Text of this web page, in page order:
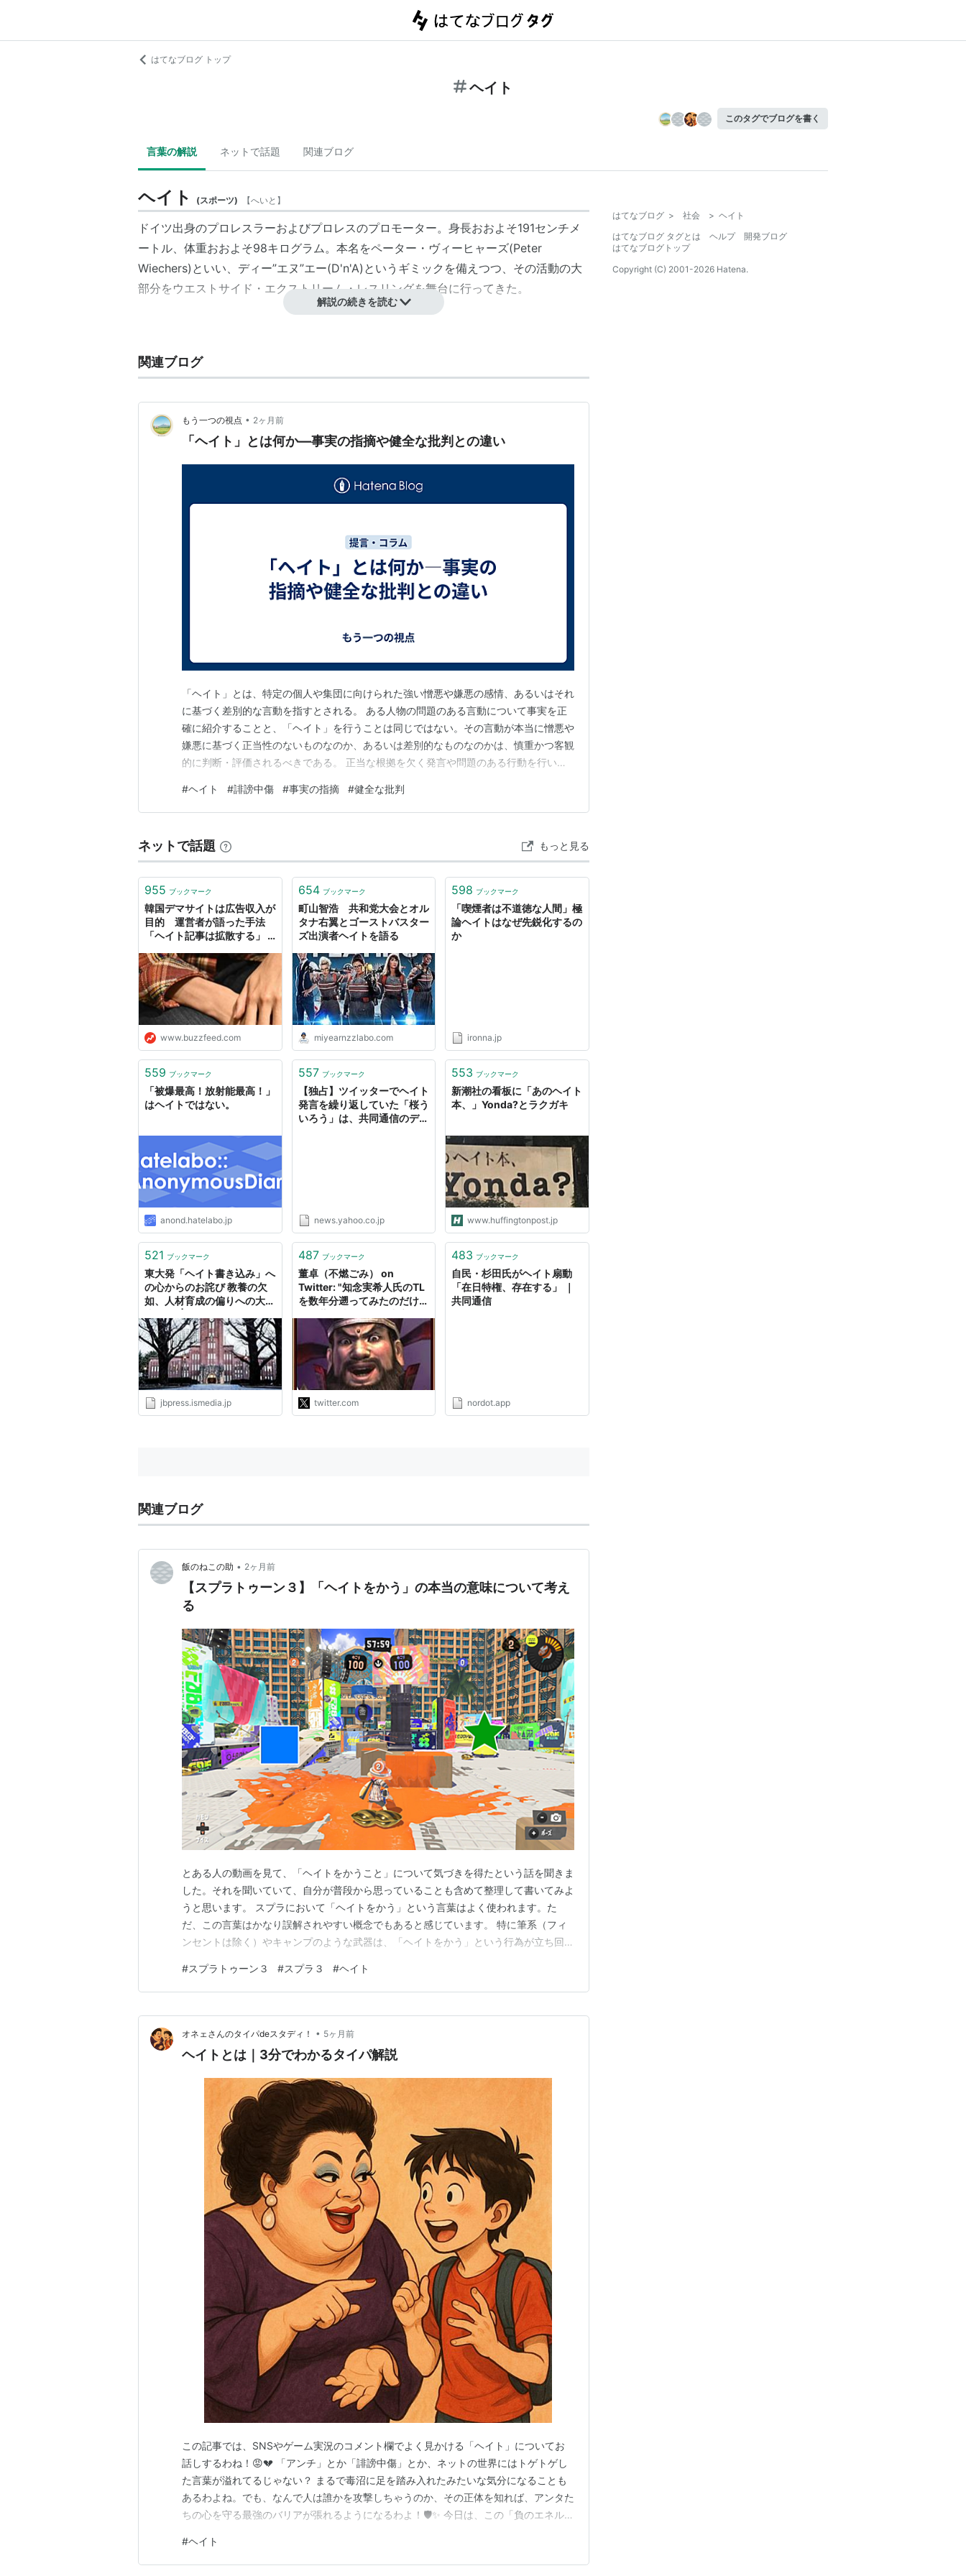
はてなブログ トップ
ヘイト
このタグでブログを書く
言葉の解説 ネットで話題 関連ブログ
ヘイト (スポーツ) 【へいと 】
ドイツ出身のプロレスラーおよびプロレスのプロモーター。身長おおよそ191センチメ
ートル、体重おおよそ98キログラム。本名をペーター・ヴィーヒャーズ(Peter
Wiechers)といい、ディー”エヌ”エー(D'n'A)というギミックを備えつつ、その活動の大
部分をウエストサイド・エクストリーム・レスリングを舞台に行ってきた。
HATE
ポーランド出身のデスメタル/ブラックメタルバンド。1990年にAdam The First
たが、現在はブラックメタルやインダストリアルの要素を持つデスメタルとなってい
る。
解説の続きを読む
関連ブログ
もう一つの視点 • 2ヶ月前
「ヘイト」とは何か―事実の指摘や健全な批判との違い
「ヘイト」とは、特定の個人や集団に向けられた強い憎悪や嫌悪の感情、あるいはそれ
に基づく差別的な言動を指すとされる。 ある人物の問題のある言動について事実を正
確に紹介することと、「ヘイト」を行うことは同じではない。その言動が本当に憎悪や
嫌悪に基づく正当性のないものなのか、あるいは差別的なものなのかは、慎重かつ客観
的に判断・評価されるべきである。 正当な根拠を欠く発言や問題のある行動を行いな
化することは許されない。事実に基づく検証や批判まで「ヘイト」という言葉で封じ込
めようとするなら、それは健全な議論を妨げることになる。…
#ヘイト #誹謗中傷 #事実の指摘 #健全な批判
ネットで話題 もっと見る
955 ブックマーク
韓国デマサイトは広告収入が
目的 運営者が語った手法
「ヘイト記事は拡散する」 -
www.buzzfeed.com
654 ブックマーク
町山智浩 共和党大会とオル
タナ右翼とゴーストバスター
ズ出演者ヘイトを語る
miyearnzzlabo.com
598 ブックマーク
「喫煙者は不道徳な人間」極
論ヘイトはなぜ先鋭化するの
か
ironna.jp
559 ブックマーク
「被爆最高！放射能最高！」
はヘイトではない。
anond.hatelabo.jp
557 ブックマーク
【独占】ツイッターでヘイト
発言を繰り返していた「桜う
いろう」は、共同通信のデス
news.yahoo.co.jp
553 ブックマーク
新潮社の看板に「あのヘイト
本、」Yonda?とラクガキ
www.huffingtonpost.jp
521 ブックマーク
東大発「ヘイト書き込み」へ
の心からのお詫び 教養の欠
如、人材育成の偏りへの大反
Business Press）
jbpress.ismedia.jp
487 ブックマーク
董卓（不燃ごみ） on
Twitter: "知念実希人氏のTL
を数年分遡ってみたのだけ
和だったTLが、コロナ禍で
医療情報ツイートがバズる→
野党や政権批判者へのマウン
ティングがバズる→ツイート
過激化→李琴峰氏に対するヘ
イトに至るという「急激にお
かしく…
twitter.com
483 ブックマーク
自民・杉田氏がヘイト扇動
「在日特権、存在する」 ｜
共同通信
nordot.app
関連ブログ
飯のねこの助 • 2ヶ月前
【スプラトゥーン３】「ヘイトをかう」の本当の意味について考え
る
とある人の動画を見て、「ヘイトをかうこと」について気づきを得たという話を聞きま
した。それを聞いていて、自分が普段から思っていることも含めて整理して書いてみよ
うと思います。 スプラにおいて「ヘイトをかう」という言葉はよく使われます。た
だ、この言葉はかなり誤解されやすい概念でもあると感じています。 特に筆系（フィ
ンセントは除く）やキャンプのような武器は、「ヘイトをかう」という行為が立ち回り
ムに利益を生む「ヘイト」は少し違うのではないかと思っています。 一般的な認識と
誤解 多くの人がイメージしているヘイトとは、 相手に見ら…
#スプラトゥーン３ #スプラ３ #ヘイト
オネェさんのタイパdeスタディ！ • 5ヶ月前
ヘイトとは｜3分でわかるタイパ解説
この記事では、SNSやゲーム実況のコメント欄でよく見かける「ヘイト」についてお
話しするわね！😡💔 「アンチ」とか「誹謗中傷」とか、ネットの世界にはトゲトゲし
た言葉が溢れてるじゃない？ まるで毒沼に足を踏み入れたみたいな気分になることも
あるわよね。でも、なんで人は誰かを攻撃しちゃうのか、その正体を知れば、アンタた
ちの心を守る最強のバリアが張れるようになるわよ！🛡️✨ 今日は、この「負のエネルギ
ぽじって聞きなさい！👂💎 👦：ねぇねぇ、オネェさん！さっき好きなゲームの動画を
見てたら、コメント欄が「ヘイト」ですごいことになっ…
#ヘイト
はてなブログ > 社会 > ヘイト
はてなブログ タグとは
ヘルプ
開発ブログ
はてなブログトップ
Copyright (C) 2001-2026 Hatena.